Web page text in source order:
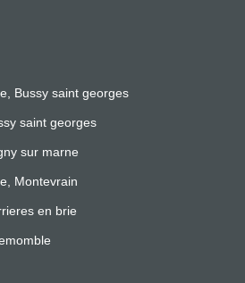
Bussy saint georges
saint georges
sur marne
Montevrain
en brie